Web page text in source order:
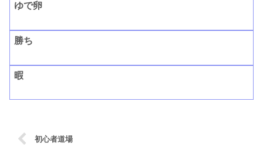
ゆで卵
勝ち
暇
初心者道場